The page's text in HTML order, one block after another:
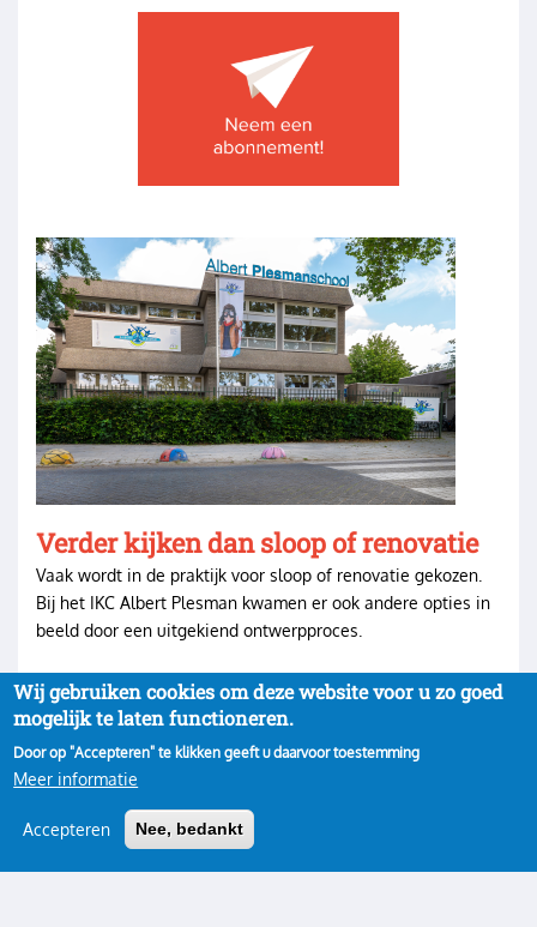
Image
Verder kijken dan sloop of renovatie
Vaak wordt in de praktijk voor sloop of renovatie gekozen.
Bij het IKC Albert Plesman kwamen er ook andere opties in
beeld door een uitgekiend ontwerpproces.
Gebruikersmenu
Privacy Inloggen
Wij gebruiken cookies om deze website voor u zo goed
mogelijk te laten functioneren.
Door op "Accepteren" te klikken geeft u daarvoor toestemming
Meer informatie
Accepteren Nee, bedankt